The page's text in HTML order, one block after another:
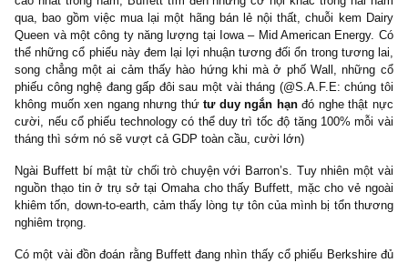
ta mua vào một cổ phiếu đang vật lộn nhưng giàu tài sản, đó
Berkshire Hathaway.
Tuy nhiên tài năng của Buffett nằm ở việc đi ra ngoài phạm vi
điếu xì gà hút dở – những công ty rẻ và chỉ còn hít được một
đầu tư vào những công ty có lợi thế cạnh tranh (franchise)
như Coke, American Express, nơi mà những giá trị thực sự
hình ở ngoài bảng cân đối kế toán.
Ấy vậy mà Buffett lại không thể nhảy qua được bước nữa để
về đợt bull market thúc đẩy bởi làn sóng cổ phiếu công nghệ
Và lí do ư: chính là công nghệ không nằm trong “vòng tròn hiểu
thắng dài hạn trong lĩnh vực nầy. Việc Buffett tránh xa lĩnh vực